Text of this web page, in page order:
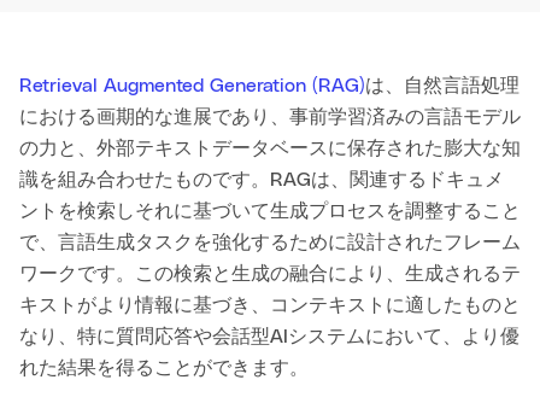
Retrieval Augmented Generation (RAG)は、自然言語処理
における画期的な進展であり、事前学習済みの言語モデル
の力と、外部テキストデータベースに保存された膨大な知
識を組み合わせたものです。RAGは、関連するドキュメ
ントを検索しそれに基づいて生成プロセスを調整すること
で、言語生成タスクを強化するために設計されたフレーム
ワークです。この検索と生成の融合により、生成されるテ
キストがより情報に基づき、コンテキストに適したものと
なり、特に質問応答や会話型AIシステムにおいて、より優
れた結果を得ることができます。